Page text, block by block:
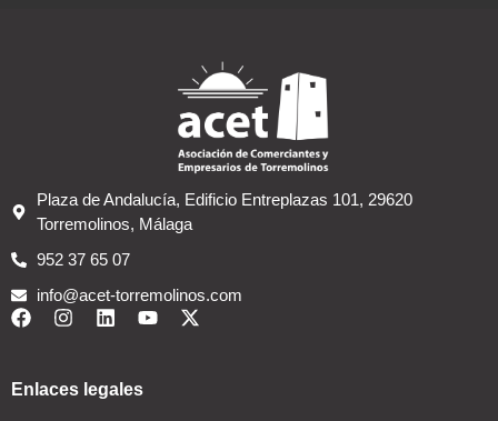
Plaza de Andalucía, Edificio Entreplazas 101, 29620
Torremolinos, Málaga
952 37 65 07
info@acet-torremolinos.com
Enlaces legales